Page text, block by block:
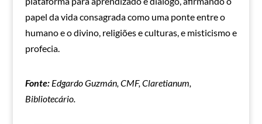
papel da vida consagrada como uma ponte entre o
humano e o divino, religiões e culturas, e misticismo e
profecia.
Fonte:Edgardo Guzmán, CMF, Claretianum,
Bibliotecário.